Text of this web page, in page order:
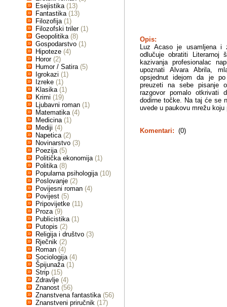
Esejistika (13)
Fantastika (13)
Filozofija (1)
Filozofski triler (1)
Geopolitika (8)
Gospodarstvo (1)
Hipoteze (4)
Horor (2)
Humor / Satira (5)
Igrokazi (1)
Izreke (1)
Klasika (1)
Krimi (19)
Ljubavni roman (1)
Matematika (4)
Medicina (1)
Mediji (4)
Napetica (2)
Novinarstvo (3)
Poezija (5)
Politička ekonomija (1)
Politika (8)
Popularna psihologija (10)
Poslovanje (2)
Povijesni roman (4)
Povijest (5)
Pripovijetke (11)
Proza (9)
Publicistika (1)
Putopis (2)
Religija i društvo (3)
Rječnik (2)
Roman (4)
Sociologija (4)
Špijunaža (1)
Strip (15)
Zdravlje (4)
Znanost (56)
Znanstvena fantastika (56)
Znanstveni priručnik (17)
Opis:
Luz Acaso je usamljena i
odlučuje obratiti Literarnoj
kazivanja profesionalac
upoznati Alvara Abrila,
opsjednut idejom da je
preuzeti na sebe pisanje
razgovor pomalo otkrivati
dodirne točke. Na taj će se
uvede u paukovu mrežu
Komentari: (0)